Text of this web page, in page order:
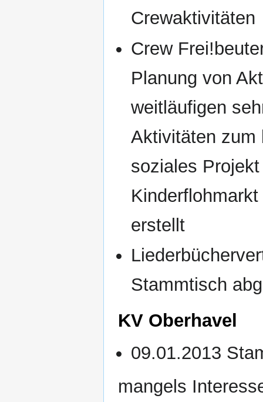
Crewaktivitäten
Crew
Planung von
weitläufigen
Aktivitäten zum
soziales
erstellt
Stammtisch
KV Oberhavel
09.01.2013
mangels